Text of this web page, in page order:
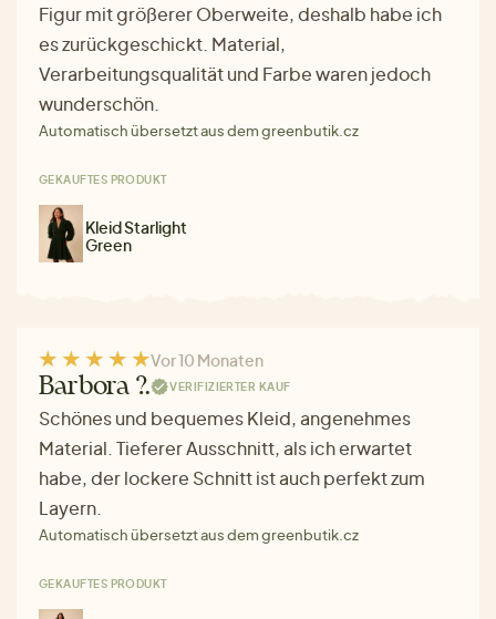
Figur mit größerer Oberweite, deshalb habe ich
es zurückgeschickt. Material,
Verarbeitungsqualität und Farbe waren jedoch
wunderschön.
Automatisch übersetzt aus dem greenbutik.cz
GEKAUFTES PRODUKT
Kleid Starlight
Green
Vor 10 Monaten
Barbora ?. VERIFIZIERTER KAUF
Schönes und bequemes Kleid, angenehmes
Material. Tieferer Ausschnitt, als ich erwartet
habe, der lockere Schnitt ist auch perfekt zum
Layern.
Automatisch übersetzt aus dem greenbutik.cz
GEKAUFTES PRODUKT